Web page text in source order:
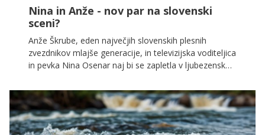
Nina in Anže - nov par na slovenski
sceni?
Anže Škrube, eden največjih slovenskih plesnih
zvezdnikov mlajše generacije, in televizijska voditeljica
in pevka Nina Osenar naj bi se zapletla v ljubezensko
tradicionalnem pikniku s klobučki pod Tivolskim
gradom.